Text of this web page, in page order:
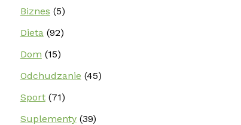
Biznes (5)
Dieta(92)
Dom (15)
Odchudzanie (45)
Sport(71)
Suplementy(39)